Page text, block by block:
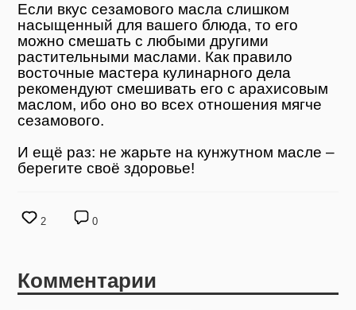
Если вкус сезамового масла слишком
насыщенный для вашего блюда, то его
можно смешать с любыми другими
растительными маслами. Как правило
восточные мастера кулинарного дела
рекомендуют смешивать его с арахисовым
маслом, ибо оно во всех отношения мягче
сезамового.
И ещё раз: не жарьте на кунжутном масле –
берегите своё здоровье!
2 0
Комментарии